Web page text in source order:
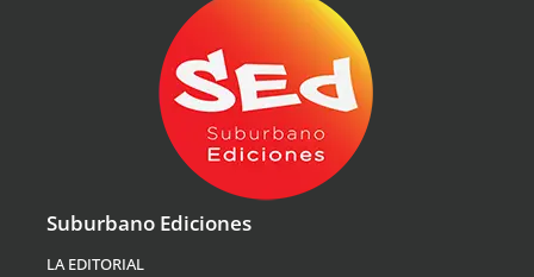
Suburbano Ediciones
LA EDITORIAL